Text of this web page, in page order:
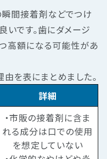
間接着剤などでつけ
いです。歯にダメージ
高額になる可能性があ
を表にまとめました。
詳細
・市販の接着剤に含ま
れる成分は口での使用
を想定していない